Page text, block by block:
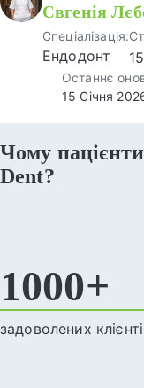
Євгенія
Спеціалізація:
Ендодонт
Останнє
15 Січня
Чому пацієнти
Dent?
1000+
задоволених